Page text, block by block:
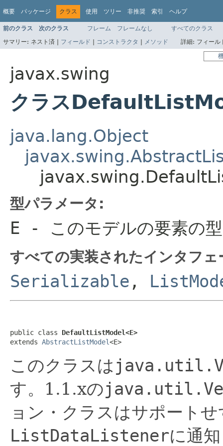
概要 パッケージ クラス 使用 ツリー 非推奨 索引 ヘルプ
前のクラス 次のクラス フレーム フレームなし
すべてのクラス
サマリー: ネスト済 | フィールド | コンストラクタ | メソッド 詳細: フィー
javax.swing
クラス
java.lang.Object
型パラメータ:
E - このモデルの要素の型
すべての実装されたインタフ
Serializable ,
public class DefaultListModel<E>
extends AbstractListModel<E>
このクラスは
す。1.1.xの
ョン・クラスはサポート
ListDataListenerに通